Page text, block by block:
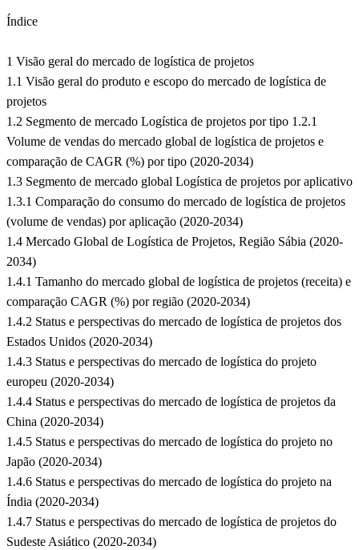
Índice
1 Visão geral do mercado de logística de projetos
1.1 Visão geral do produto e escopo do mercado de logística de
projetos
1.2 Segmento de mercado Logística de projetos por tipo 1.2.1
Volume de vendas do mercado global de logística de projetos e
comparação de CAGR (%) por tipo (2020-2034)
1.3 Segmento de mercado global Logística de projetos por aplicativo
1.3.1 Comparação do consumo do mercado de logística de projetos
(volume de vendas) por aplicação (2020-2034)
1.4 Mercado Global de Logística de Projetos, Região Sábia (2020-
2034)
1.4.1 Tamanho do mercado global de logística de projetos (receita) e
comparação CAGR (%) por região (2020-2034)
1.4.2 Status e perspectivas do mercado de logística de projetos dos
Estados Unidos (2020-2034)
1.4.3 Status e perspectivas do mercado de logística do projeto
europeu (2020-2034)
1.4.4 Status e perspectivas do mercado de logística de projetos da
China (2020-2034)
1.4.5 Status e perspectivas do mercado de logística do projeto no
Japão (2020-2034)
1.4.6 Status e perspectivas do mercado de logística do projeto na
Índia (2020-2034)
1.4.7 Status e perspectivas do mercado de logística de projetos do
Sudeste Asiático (2020-2034)